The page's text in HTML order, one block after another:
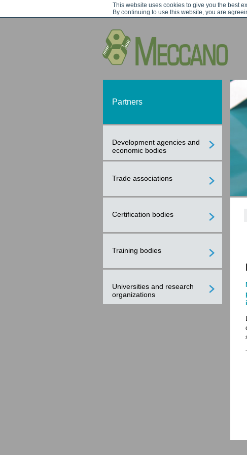
This website uses cookies to give you the best
By continuing to use this website, you are
Partners
Development agencies and
economic bodies
Trade associations
Certification bodies
Training bodies
Universities and research
organizations